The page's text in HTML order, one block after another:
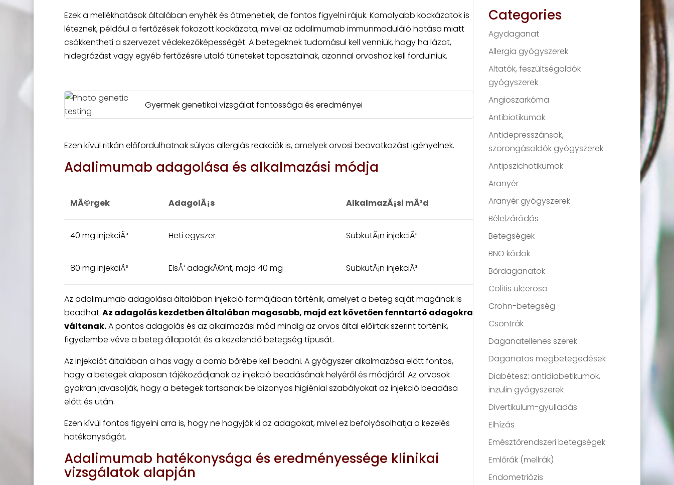
Ezek a mellékhatások általában enyhék és átmenetiek, de fontos figyelni rájuk. Komolyabb kockázatok is
léteznek, például a fertőzések fokozott kockázata, mivel az adalimumab immunmoduláló hatása miatt
csökkentheti a szervezet védekezőképességét. A betegeknek tudomásul kell venniük, hogy ha lázat,
hidegrázást vagy egyéb fertőzésre utaló tüneteket tapasztalnak, azonnal orvoshoz kell fordulniuk.
Gyermek genetikai vizsgálat fontossága és eredményei
Ezen kívül ritkán előfordulhatnak súlyos allergiás reakciók is, amelyek orvosi beavatkozást igényelnek.
Adalimumab adagolása és alkalmazási módja
MÃ©rgek AdagolÃ¡s AlkalmazÃ¡si mÃ³d
40 mg injekciÃ³ Heti egyszer SubkutÃ¡n injekciÃ³
80 mg injekciÃ³ ElsÅ‘ adagkÃ©nt, majd 40 mg SubkutÃ¡n injekciÃ³
Az adalimumab adagolása általában injekció formájában történik, amelyet a beteg saját magának is
beadhat.Az adagolás kezdetben általában magasabb, majd ezt követően fenntartó adagokra
váltanak.A pontos adagolás és az alkalmazási mód mindig az orvos által előírtak szerint történik,
figyelembe véve a beteg állapotát és a kezelendő betegség típusát.
Az injekciót általában a has vagy a comb bőrébe kell beadni. A gyógyszer alkalmazása előtt fontos,
hogy a betegek alaposan tájékozódjanak az injekció beadásának helyéről és módjáról. Az orvosok
gyakran javasolják, hogy a betegek tartsanak be bizonyos higiéniai szabályokat az injekció beadása
előtt és után.
Ezen kívül fontos figyelni arra is, hogy ne hagyják ki az adagokat, mivel ez befolyásolhatja a kezelés
hatékonyságát.
Adalimumab hatékonysága és eredményessége klinikai
vizsgálatok alapján
Categories
Agydaganat
Allergia gyógyszerek
Altatók, feszültségoldók
gyógyszerek
Angioszarkóma
Antibiotikumok
Antidepresszánsok,
szorongásoldók gyógyszerek
Antipszichotikumok
Aranyér
Aranyér gyógyszerek
Bélelzáródás
Betegségek
BNO kódok
Bőrdaganatok
Colitis ulcerosa
Crohn-betegség
Csontrák
Daganatellenes szerek
Daganatos megbetegedések
Diabétesz: antidiabetikumok,
inzulin gyógyszerek
Divertikulum-gyulladás
Elhízás
Emésztőrendszeri betegségek
Emlőrák (mellrák)
Endometriózis